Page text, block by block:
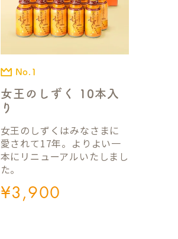
No.1
女王のしずく 10本入
り
女王のしずくはみなさまに
愛されて17年。よりよい一
本にリニューアルいたしまし
た。
¥3,900